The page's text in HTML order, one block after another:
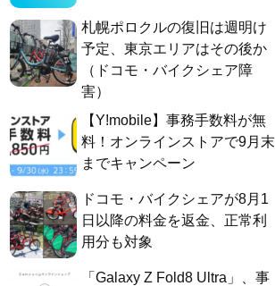
札幌ポロクルの復旧は週明け
予定、東京エリアはその後か
（ドコモ・バイクシェア障
害）
【Y!mobile】事務手数料が無
料！オンラインストアで9月末
までキャンペーン
ドコモ・バイクシェアが8月1
日以降の料金を返金、正常利
用分も対象
「Galaxy Z Fold8 Ultra」、事